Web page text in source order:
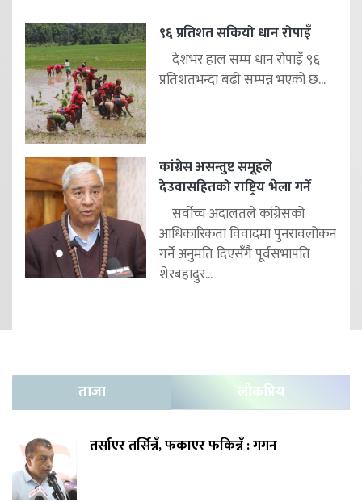
९६ प्रतिशत सकियो धान रोपाइँ
देशभर हाल सम्म धान रोपाइँ ९६
प्रतिशतभन्दा बढी सम्पन्न भएको छ...
कांग्रेस असन्तुष्ट समूहले
देउवासहितको राष्ट्रिय भेला गर्ने
सर्वोच्च अदालतले कांग्रेसको
आधिकारिकता विवादमा पुनरावलोकन
गर्ने अनुमति दिएसँगै पूर्वसभापति
शेरबहादुर...
ताजा लोकप्रिय
तर्साएर तर्सिन्नँ, फकाएर फकिन्नँ : गगन